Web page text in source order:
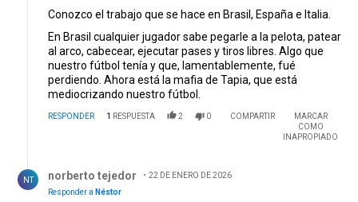
Conozco el trabajo que se hace en Brasil, España e Italia.
En Brasil cualquier jugador sabe pegarle a la pelota, patear
al arco, cabecear, ejecutar pases y tiros libres. Algo que
nuestro fútbol tenía y que, lamentablemente, fué
perdiendo. Ahora está la mafia de Tapia, que está
mediocrizando nuestro fútbol.
RESPONDER 1 RESPUESTA 2 0 COMPARTIR
MARCAR
COMO
INAPROPIADO
NT norberto tejedor
22 DE ENERO DE 2026
Responder a Néstor